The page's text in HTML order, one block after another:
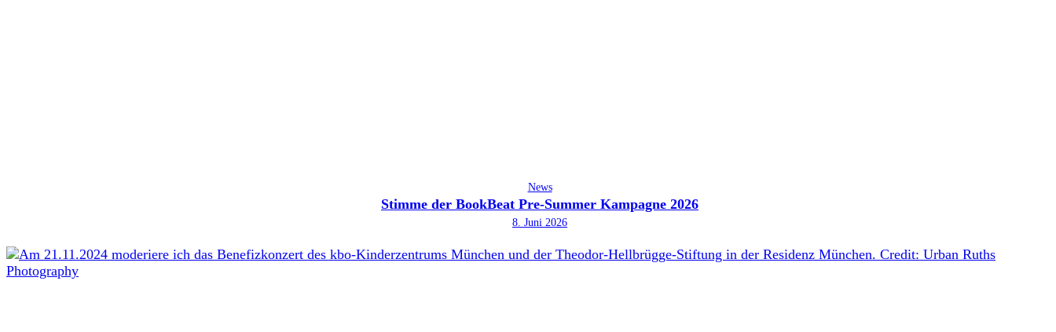
News
Stimme der BookBeat Pre-Summer Kampagne 2026
8. Juni 2026